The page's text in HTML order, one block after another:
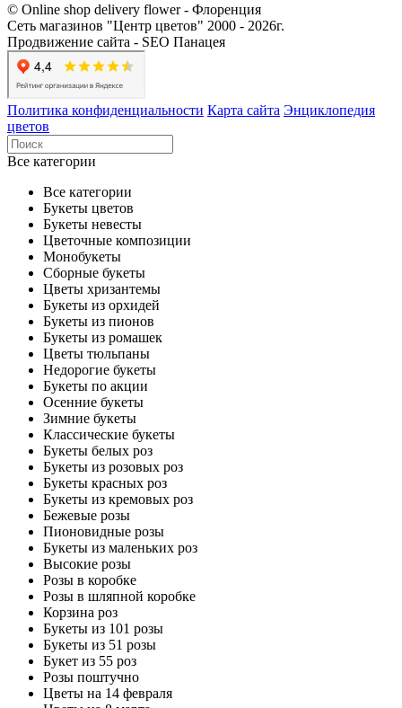
© Online shop delivery flower - Флоренция
Сеть магазинов "Центр цветов" 2000 ‐ 2026г.
Продвижение сайта - SEO Панацея
Политика конфиденциальности Карта сайта Энциклопедия
цветов
Все категории
Все категории
Букеты цветов
Букеты невесты
Цветочные композиции
Монобукеты
Сборные букеты
Цветы хризантемы
Букеты из орхидей
Букеты из пионов
Букеты из ромашек
Цветы тюльпаны
Недорогие букеты
Букеты по акции
Осенние букеты
Зимние букеты
Классические букеты
Букеты белых роз
Букеты из розовых роз
Букеты красных роз
Букеты из кремовых роз
Бежевые розы
Пионовидные розы
Букеты из маленьких роз
Высокие розы
Розы в коробке
Розы в шляпной коробке
Корзина роз
Букеты из 101 розы
Букеты из 51 розы
Букет из 55 роз
Розы поштучно
Цветы на 14 февраля